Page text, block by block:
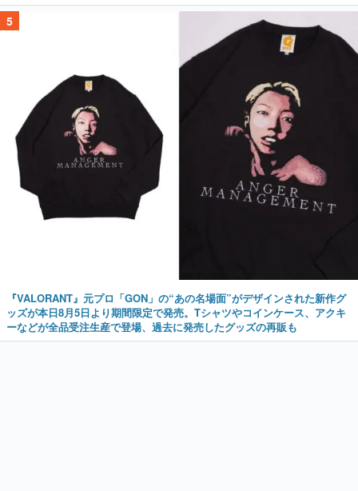
5
『VALORANT』元プロ「GON」の“あの名場面”がデザインされた新作グ
ッズが本日8月5日より期間限定で発売。Tシャツやコインケース、アクキ
ーなどが全品受注生産で登場、過去に発売したグッズの再販も